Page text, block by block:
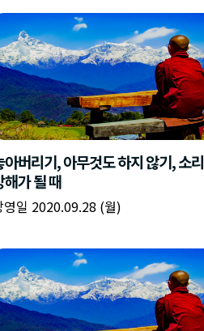
책
갈
피
입
력
이름
시간
확인
닫기
구
간
반
복
입
력
이름
시작시간
종료시간
확인
닫기
플
레
이
리
스
트
추
가
이름
주소
이미지
확인